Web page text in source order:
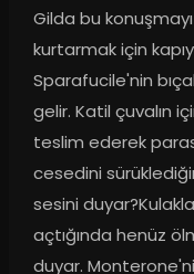
Gilda bu
kurtarmak için
Sparafucile'nin
gelir. Katil çuvalın
teslim ederek
cesedini
sesini
açtığında henüz
duyar.